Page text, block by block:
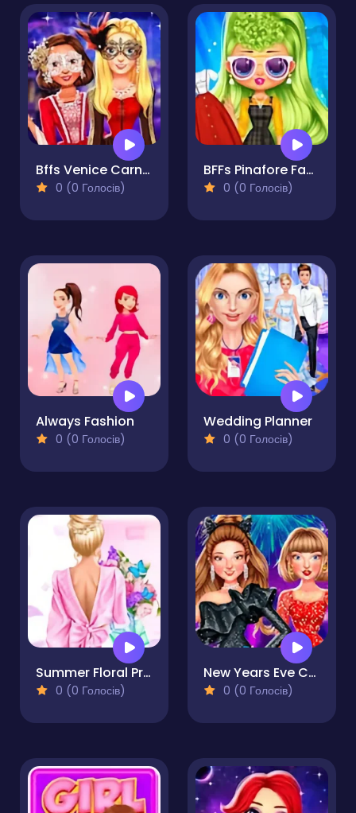
Bffs Venice Carnival Celebrations
0 (0 Голосів)
BFFs Pinafore Fashion
0 (0 Голосів)
Always Fashion
0 (0 Голосів)
Wedding Planner
0 (0 Голосів)
Summer Floral Prints
0 (0 Голосів)
New Years Eve Cruise Party
0 (0 Голосів)